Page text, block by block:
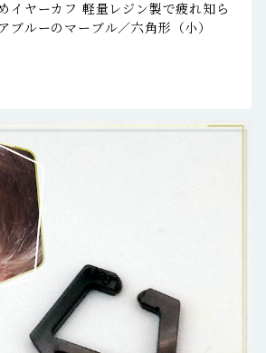
イヤーカフ 軽量レジン製で疲れ知ら
ルーのマーブル／六角形（小）